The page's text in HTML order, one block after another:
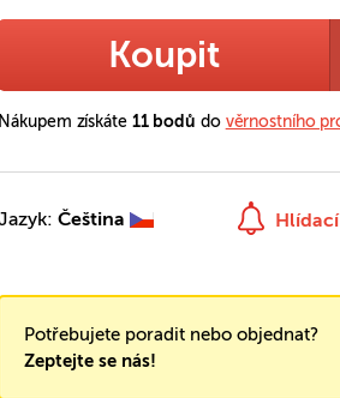
Koupit
Nákupem získáte 11 bodů do věrnostního
Čeština
Potřebujete poradit nebo objednat?
Zeptejte se nás!